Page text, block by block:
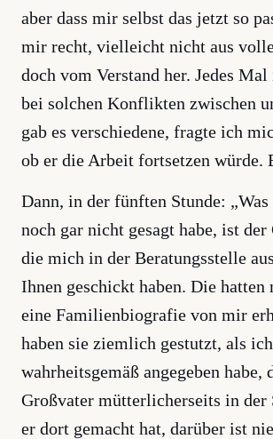
aber dass mir selbst das jetzt so
mir recht, vielleicht nicht aus
doch vom Verstand her. Jedes
bei solchen Konflikten zwischen
gab es verschiedene, fragte ich
ob er die Arbeit fortsetzen würde.
Dann, in der fünften Stunde:
noch gar nicht gesagt habe, ist der
die mich in der Beratungsstelle
Ihnen geschickt haben. Die hatten
eine Familienbiografie von mir
haben sie ziemlich gestutzt, als ich
wahrheitsgemäß angegeben habe,
Großvater mütterlicherseits in der
er dort gemacht hat, darüber ist